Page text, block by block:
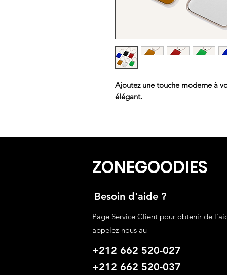
Ajoutez une touche moderne à
élégant.
ZONEGOODIES
Besoin d'aide ?
Page Service Client pour obtenir de
appelez-nous au
+212 662 520-027
+212 662 520-037